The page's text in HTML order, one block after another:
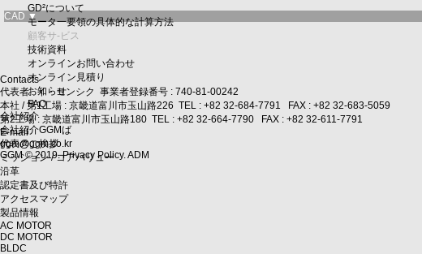
GD²について
モータ一要領の具体的な計算方法
顧客サ-ビス
技術資料
オンラインお問い合わせ
オンライン見積り
お知らせ
FAQ
会社紹介
会社紹介GGMば
代表のご挨拶
ミッション / コアバリュー
沿革
認定書及び特許
アクセスマップ
製品情報
AC MOTOR
DC MOTOR
BLDC
CAD ▼
Contacts
代表者 : イ・ヨンシク 事業者登録番号 : 740-81-00242
本社 / 第1工場 : 京畿道富川市玉山路226 TEL : +82 32-684-7791
FAX : +82 32-683-5059
第2工場 : 京畿道富川市玉山路180 TEL : +82 32-664-7790 FAX : +82 32-611-7791
E-mail
ggm@ggm.co.kr
GGM ©2019.Privacy Policy.ADM